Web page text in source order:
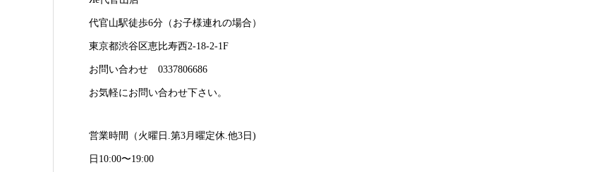
代官山駅徒歩6分（お子様連れの場合）
東京都渋谷区恵比寿西2-18-2-1F
お問い合わせ 0337806686
お気軽にお問い合わせ下さい。
営業時間（火曜日.第3月曜定休.他3日)
日10:00〜19:00